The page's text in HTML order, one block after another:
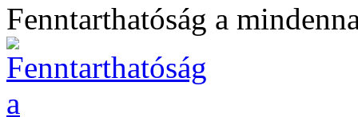
Fenntarthatóság a